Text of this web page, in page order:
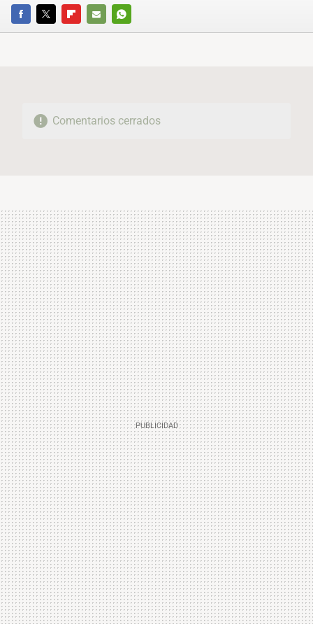
FACEBOOKTWITTERFLIPBOARD
E-
WHATSAPP
Comentarios cerrados